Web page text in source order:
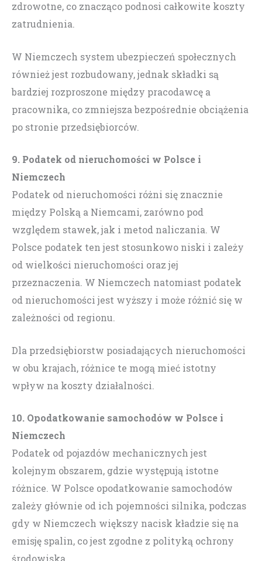
zdrowotne, co znacząco podnosi całkowite koszty
zatrudnienia.
W Niemczech system ubezpieczeń społecznych
również jest rozbudowany, jednak składki są
bardziej rozproszone między pracodawcę a
pracownika, co zmniejsza bezpośrednie obciążenia
po stronie przedsiębiorców.
9. Podatek od nieruchomości w Polsce i
Niemczech
Podatek od nieruchomości różni się znacznie
między Polską a Niemcami, zarówno pod
względem stawek, jak i metod naliczania. W
Polsce podatek ten jest stosunkowo niski i zależy
od wielkości nieruchomości oraz jej
przeznaczenia. W Niemczech natomiast podatek
od nieruchomości jest wyższy i może różnić się w
zależności od regionu.
Dla przedsiębiorstw posiadających nieruchomości
w obu krajach, różnice te mogą mieć istotny
wpływ na koszty działalności.
10. Opodatkowanie samochodów w Polsce i
Niemczech
Podatek od pojazdów mechanicznych jest
kolejnym obszarem, gdzie występują istotne
różnice. W Polsce opodatkowanie samochodów
zależy głównie od ich pojemności silnika, podczas
gdy w Niemczech większy nacisk kładzie się na
emisję spalin, co jest zgodne z polityką ochrony
środowiska.